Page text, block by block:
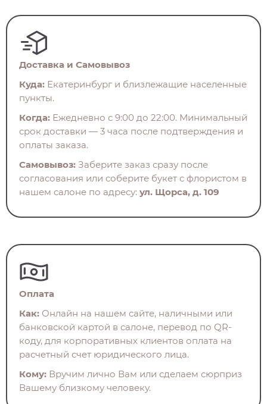
Доставка и Самовывоз
Куда: Екатеринбург и близлежащие населенные
пункты.
Когда: Ежедневно с 9:00 до 22:00. Минимальный
срок доставки — 3 часа после подтверждения и
оплаты заказа.
Самовывоз: Заберите заказ сразу после
согласования или соберите букет с флористом в
нашем салоне по адресу: ул. Щорса, д. 109
Оплата
Как: Онлайн на нашем сайте, наличными или
банковской картой в салоне, перевод по QR-
коду, для корпоративных клиентов оплата на
расчетный счет юридического лица.
Кому: Вручим лично Вам или сделаем сюрприз
Вашему близкому человеку.